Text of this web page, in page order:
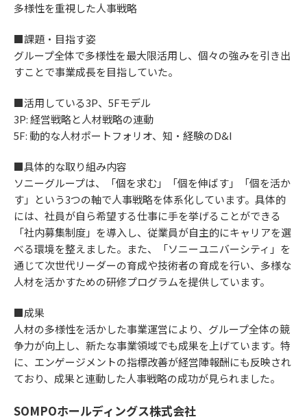
多様性を重視した人事戦略
■課題・目指す姿
グループ全体で多様性を最大限活用し、個々の強みを引き出
すことで事業成長を目指していた。
■活用している3P、5Fモデル
3P: 経営戦略と人材戦略の連動
5F: 動的な人材ポートフォリオ、知・経験のD&I
■具体的な取り組み内容
ソニーグループは、「個を求む」「個を伸ばす」「個を活か
す」という3つの軸で人事戦略を体系化しています。具体的
には、社員が自ら希望する仕事に手を挙げることができる
「社内募集制度」を導入し、従業員が自主的にキャリアを選
べる環境を整えました。また、「ソニーユニバーシティ」を
通じて次世代リーダーの育成や技術者の育成を行い、多様な
人材を活かすための研修プログラムを提供しています。
■成果
人材の多様性を活かした事業運営により、グループ全体の競
争力が向上し、新たな事業領域でも成果を上げています。特
に、エンゲージメントの指標改善が経営陣報酬にも反映され
ており、成果と連動した人事戦略の成功が見られました。
SOMPOホールディングス株式会社